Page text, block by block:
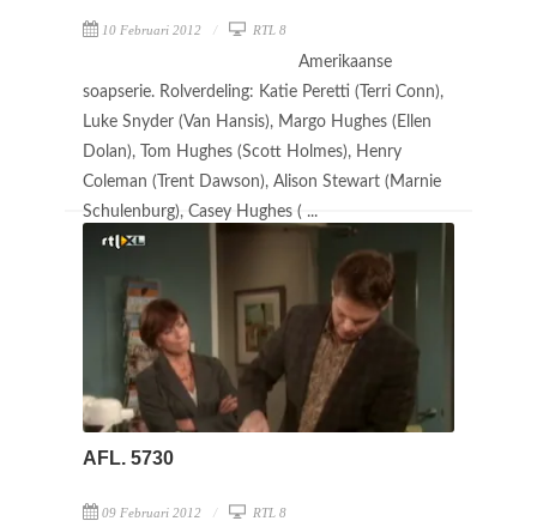
10 Februari 2012 RTL 8
Amerikaanse
soapserie. Rolverdeling: Katie Peretti (Terri Conn),
Luke Snyder (Van Hansis), Margo Hughes (Ellen
Dolan), Tom Hughes (Scott Holmes), Henry
Coleman (Trent Dawson), Alison Stewart (Marnie
Schulenburg), Casey Hughes ( ...
AFL. 5730
09 Februari 2012 RTL 8